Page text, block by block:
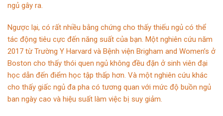
ngủ gây ra.
Ngược lại, có rất nhiều bằng chứng cho thấy thiếu ngủ có thể
tác động tiêu cực đến năng suất của bạn. Một nghiên cứu năm
2017 từ Trường Y Harvard và Bệnh viện Brigham and Women’s ở
Boston cho thấy thói quen ngủ không đều đặn ở sinh viên đại
học dẫn đến điểm học tập thấp hơn. Và một nghiên cứu khác
cho thấy giấc ngủ đa pha có tương quan với mức độ buồn ngủ
ban ngày cao và hiệu suất làm việc bị suy giảm.